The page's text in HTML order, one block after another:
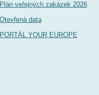
Plán veřejných zakázek 2026
Otevřená data
PORTÁL YOUR EUROPE